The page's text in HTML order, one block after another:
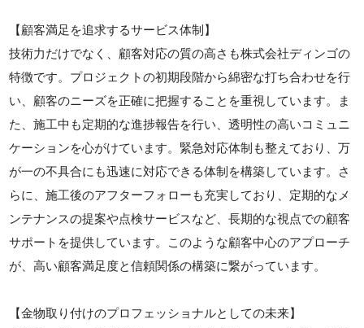
【顧客満足を追求するサービス体制】
技術力だけでなく、顧客対応の質の高さも株式会社ディンゴの
特徴です。プロジェクトの初期段階から綿密な打ち合わせを行
い、顧客のニーズを正確に把握することを重視しています。ま
た、施工中も定期的な進捗報告を行い、透明性の高いコミュニ
ケーションを心がけています。緊急対応体制も整えており、万
が一の不具合にも迅速に対応できる体制を構築しています。さ
らに、施工後のアフターフォローも充実しており、定期的なメ
ンテナンスの提案や点検サービスなど、長期的な視点での顧客
サポートを提供しています。このような顧客中心のアプローチ
が、高い顧客満足度と信頼関係の構築に繋がっています。
【金物取り付けのプロフェッショナルとしての未来】